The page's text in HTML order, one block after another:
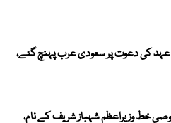
عہد کی دعوت پر سعودی عرب پہنچ گئے،
خط وزیراعظم شہباز شریف کے نام،